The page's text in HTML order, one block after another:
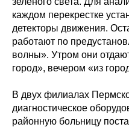
каждом перекрестке
детекторы движения.
работают по
волны». Утром они
город», вечером «из
В двух филиалах
диагностическое
районную больницу